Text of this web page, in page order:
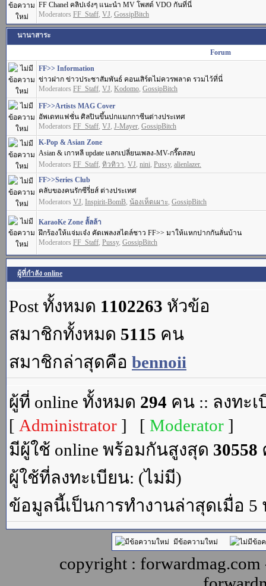
FF Chanel คลิปเจ๋งๆ แนะนำ MV โพสต์ VDO กันที่นี่
Moderators FF_Staff, VJ, GossipBitch
นานาสาระ
Forum
FF>> Information
ข่าวฝาก ข่าวประชาสัมพันธ์ คอนเสิร์ตไม่ควรพลาด รวมไว้ที่นี่
Moderators FF_Staff, VJ, Kodomo, GossipBitch
FF>>Artists MAG Cover
อัพเดทแฟชั่น ศิลปินขึ้นปกแมกกาซีนต่างประเทศ
Moderators FF_Staff, VJ, J-Mayer, GossipBitch
K-Pop & Asian Zone
Asian & เกาหลี update แลกเปลี่ยนเพลง-MV-กรี๊ดสลบ
Moderators FF_Staff, ทิวทิวา, VJ, nini, Pussy, alienlazer.
FF>>Series Club
คลับของคนรักซีรี่ยส์ ต่างประเทศ
Moderators VJ, Inspirit-BomB, น้องเห็ดเผาะ, GossipBitch
KaraoKe Zone ลั้ลล้า
ฝึกร้องให้แจ่มเจ๋ง คัดเพลงสไตล์ชาว FF>> มาให้แหกปากกันลั่นบ้าน
Moderators FF_Staff, Pussy, GossipBitch
ผู้ที่กำลัง online
Post ทั้งหมด 1102263 หัวข้อ
สมาชิกทั้งหมด 5115 คน
สมาชิกล่าสุดคือ bennoii
ผู้ที่ online ทั้งหมด 294 คน :: ลงทะ
[ Administrator ] [ Moderator ]
มีผู้ใช้ online พร้อมกันสูงสุด 30558
ผู้ใช้ที่ลงทะเบียน: (ไม่มี)
ข้อมูลนี้เป็นการทำงานล่าสุดเมื่อ 5
มีข้อความใหม่
copyright :